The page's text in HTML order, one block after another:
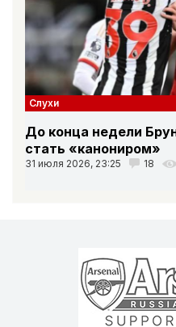
Слухи
До конца недели
стать «канониром»
31 июля 2026, 23:25 18